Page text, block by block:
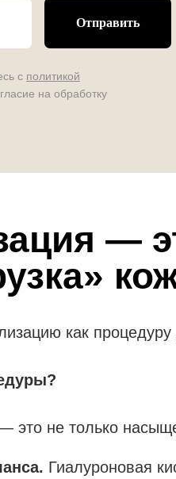
с политикой
на обработку
Отправить
—
как
это не только
Гиалуроновая